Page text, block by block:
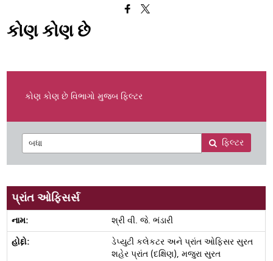
કોણ કોણ છે
કોણ કોણ છે વિભાગો મુજબ ફિલ્ટર
ફિલ્ટર
પ્રાંત ઓફિસર્સ
શ્રી વી. જે. ભંડારી
ડેપ્યુટી કલેકટર અને પ્રાંત ઓફિસર સુરત
શહેર પ્રાંત (દક્ષિણ), મજુરા સુરત